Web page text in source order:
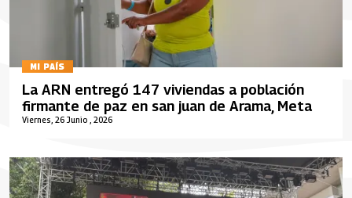
MI PAÍS
Viernes, 26 Junio , 2026
La ARN entregó 147 viviendas a población
firmante de paz en san juan de Arama, Meta